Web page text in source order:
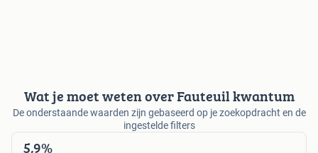
Wat je moet weten over Fauteuil kwantum
De onderstaande waarden zijn gebaseerd op je zoekopdracht en de
ingestelde filters
5,9%